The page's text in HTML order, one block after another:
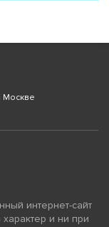
Москве
интернет-сайт
и ни при